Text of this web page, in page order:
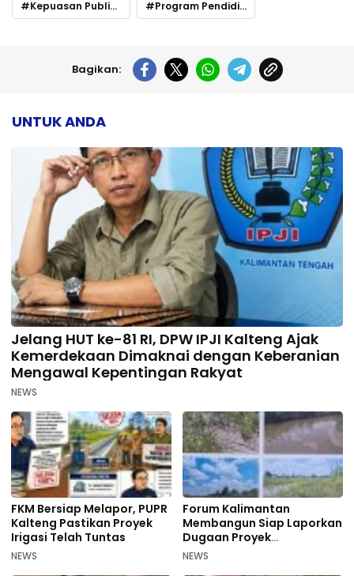
Kepuasan Publik Hampir Sempurna Program Pendidikan Huma Betang Tuai Apresiasi Luas
Bagikan:
UNTUK ANDA
Jelang HUT ke-81 RI, DPW IPJI Kalteng Ajak
Kemerdekaan Dimaknai dengan Keberanian
Mengawal Kepentingan Rakyat
NEWS
FKM Bersiap Melapor, PUPR
Kalteng Pastikan Proyek
Irigasi Telah Tuntas
NEWS
Forum Kalimantan
Membangun Siap Laporkan
Dugaan Proyek
Bermasalah PUPR Kalteng
NEWS